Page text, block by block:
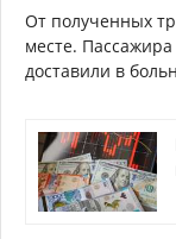
От полученных
месте.
доставили в